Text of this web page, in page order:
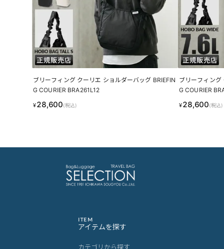
ブリーフィング クーリエ ショルダーバッグ BRIEFIN
G COURIER BRA261L12
¥28,600(税込)
ブリーフィング
G COURIER
¥28,600(税込)
ITEM
アイテムを探す
カテゴリから探す